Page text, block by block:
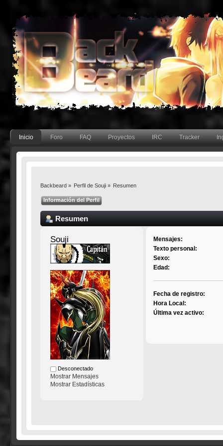
Inicio Foro FAQ Proyectos IRC Tracker
Backbeard» Perfil de Souji» Resumen
Información del Perfil
Resumen
Souji
Desconectado
Mostrar Mensajes
Mostrar Estadísticas
Mensajes:
Texto personal:
Sexo:
Edad:
Fecha de registro:
Hora Local:
Última vez activo: